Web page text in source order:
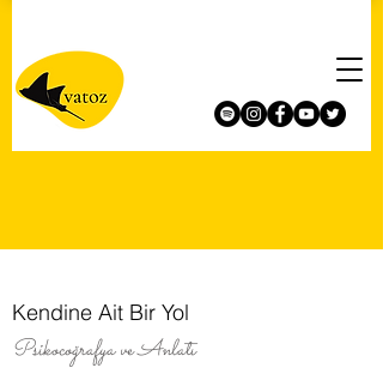
Kendine Ait Bir Yol
Psikocoğrafya ve Anlatı